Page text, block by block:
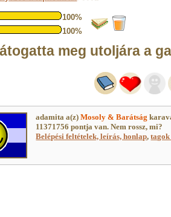
100%
100%
meg utoljára a
adamita a(z)Mosoly & Barátság
11371756 pontja van. Nem rossz, mi?
Belépési feltételek, leírás, honlap,